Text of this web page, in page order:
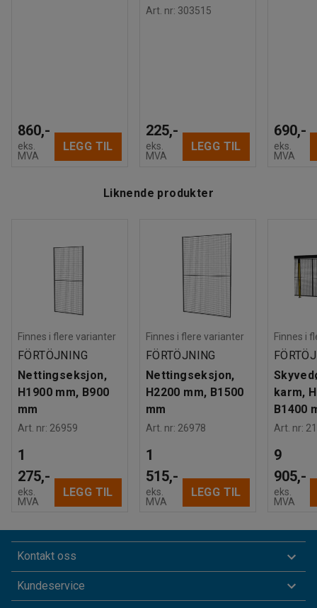
860,-
eks.
MVA
LEGG TIL
Art. nr: 303515
225,-
eks.
MVA
LEGG TIL
690,-
eks.
MVA
Liknende produkter
Finnes i flere varianter
FÖRTÖJNING
Nettingseksjon,
H1900 mm, B900
mm
Art. nr: 26959
1
275,-
eks.
MVA
LEGG TIL
Finnes i flere varianter
FÖRTÖJNING
Nettingseksjon,
H2200 mm, B1500
mm
Art. nr: 26978
1
515,-
eks.
MVA
LEGG TIL
Finnes i
karm,
B1400
Art. nr:
9
905,-
eks.
MVA
Kontakt oss
Kundeservice